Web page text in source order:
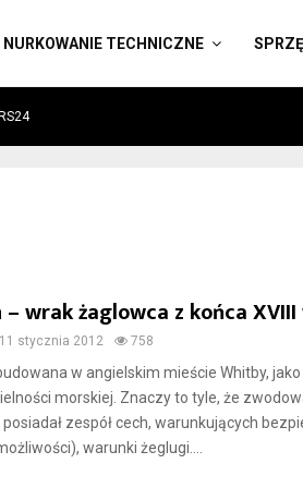
NURKOWANIE TECHNICZNE
wrak żaglowca z końca XVIII
11 stycznia 2012 758
w angielskim mieście Whitby, jako
morskiej. Znaczy to tyle, że
zespół cech, warunkujących
warunki żeglugi....